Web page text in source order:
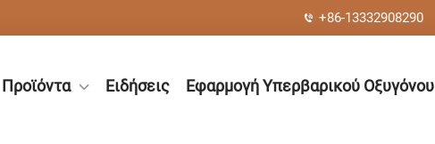
+86-13332908290
Προϊόντα Ειδήσεις
Εφαρμογή Υπερβαρικού Οξυγόνου